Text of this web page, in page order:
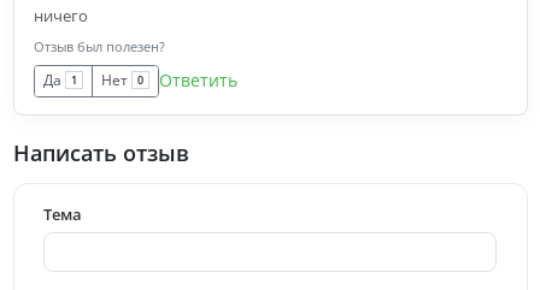
ничего
Отзыв был полезен?
Да 1 Нет 0 Ответить
Написать отзыв
Тема